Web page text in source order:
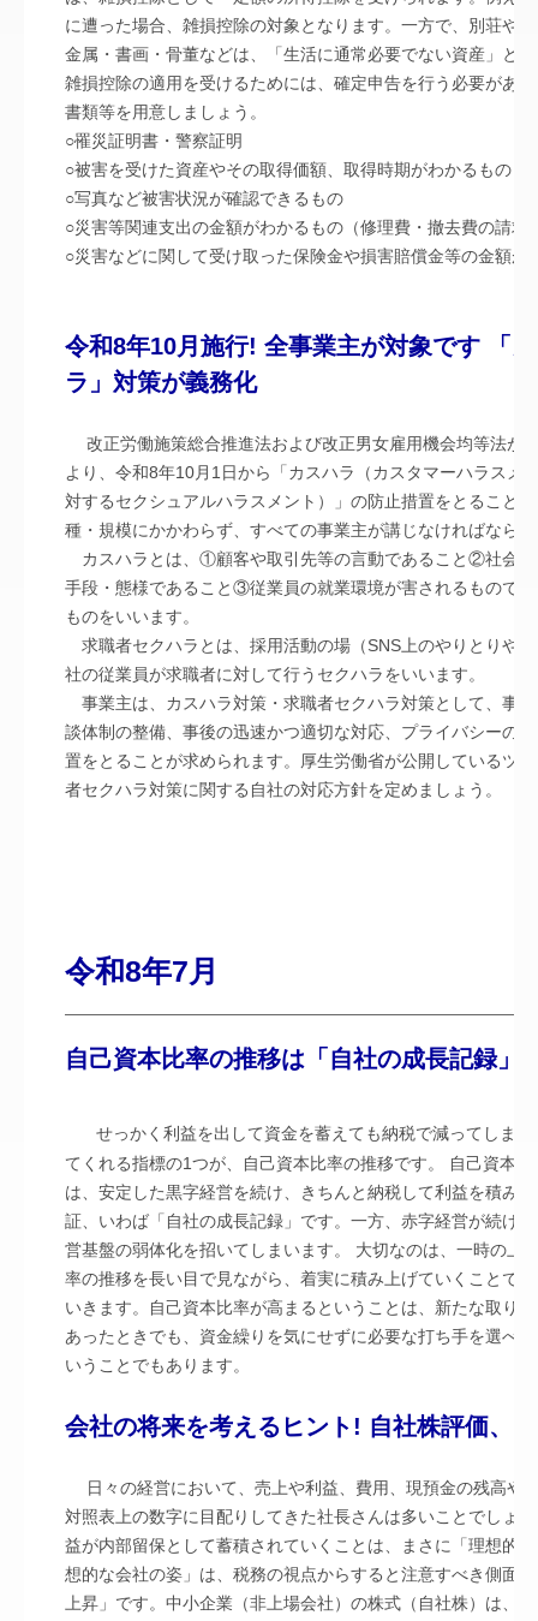
に遭った場合、雑損控除の対象となります。一方で、別荘や
金属・書画・骨董などは、「生活に通常必要でない資産」と
雑損控除の適用を受けるためには、確定申告を行う必要があ
書類等を用意しましょう。
○罹災証明書・警察証明
○被害を受けた資産やその取得価額、取得時期がわかるもの
○写真など被害状況が確認できるもの
○災害等関連支出の金額がわかるもの（修理費・撤去費の請
○災害などに関して受け取った保険金や損害賠償金等の金額が
令和8年10月施行! 全事業主が対象です 「
ラ」対策が義務化
改正労働施策総合推進法および改正男女雇用機会均等法が
より、令和8年10月1日から「カスハラ（カスタマーハラスメ
対するセクシュアルハラスメント）」の防止措置をとること
種・規模にかかわらず、すべての事業主が講じなければな
カスハラとは、①顧客や取引先等の言動であること②社会通
手段・態様であること③従業員の就業環境が害されるもので
ものをいいます。
求職者セクハラとは、採用活動の場（SNS上のやりとりや
社の従業員が求職者に対して行うセクハラをいいます。
事業主は、カスハラ対策・求職者セクハラ対策として、事
談体制の整備、事後の迅速かつ適切な対応、プライバシーの
置をとることが求められます。厚生労働省が公開しているツ
者セクハラ対策に関する自社の対応方針を定めましょう。
令和8年7月
自己資本比率の推移は「自社の成長記録」
せっかく利益を出して資金を蓄えても納税で減ってしま
てくれる指標の1つが、自己資本比率の推移です。 自己資本
は、安定した黒字経営を続け、きちんと納税して利益を積み
証、いわば「自社の成長記録」です。一方、赤字経営が続け
営基盤の弱体化を招いてしまいます。 大切なのは、一時の上
率の推移を長い目で見ながら、着実に積み上げていくことで
いきます。自己資本比率が高まるということは、新たな取り
あったときでも、資金繰りを気にせずに必要な打ち手を選べ
いうことでもあります。
会社の将来を考えるヒント! 自社株評価、
対照表上の数字に目配りしてきた社長さんは多いことでしょ
益が内部留保として蓄積されていくことは、まさに「理想的
想的な会社の姿」は、税務の視点からすると注意すべき側面
上昇」です。中小企業（非上場会社）の株式（自社株）は、